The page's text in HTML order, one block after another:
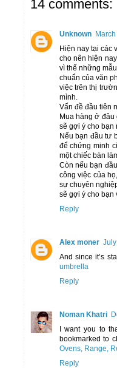
14 comments:
Unknown
Hiện nay tại các
cho nên hiện
vì thế những
chuẩn của văn
việc trên thị
mình.
Vấn đề đầu tiên
Mua hàng ở
sẽ gợi ý cho bạn
Nếu bạn đầu tư
để chứng minh
một chiếc bàn
Còn nếu bạn
công việc của
sự chuyên
sẽ gợi ý cho bạn
Reply
Alex moner
And since it’s
umbrella
Reply
Noman Khatri
I want you to
bookmarked to
Ovens, Range,
Reply